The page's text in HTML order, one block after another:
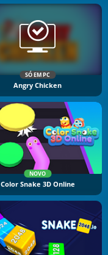
SÓ EM PC
Angry Chicken
NOVO
Color Snake 3D Online